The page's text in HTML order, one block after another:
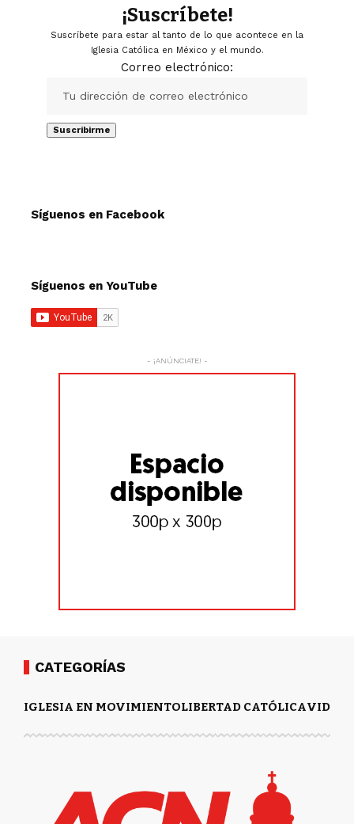
¡Suscríbete!
Suscríbete para estar al tanto de lo que acontece en la
Iglesia Católica en México y el mundo.
Correo electrónico:
Síguenos en Facebook
Síguenos en YouTube
- ¡ANÚNCIATE! -
CATEGORÍAS
IGLESIA EN MOVIMIENTOLIBERTAD CATÓLICAVIDA